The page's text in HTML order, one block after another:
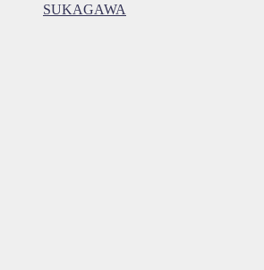
SUKAGAWA